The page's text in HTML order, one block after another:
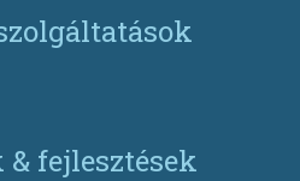
fejlesztések